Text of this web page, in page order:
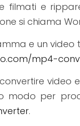
filmati e
si chiama
e un video
mp4-
video
modo per
.